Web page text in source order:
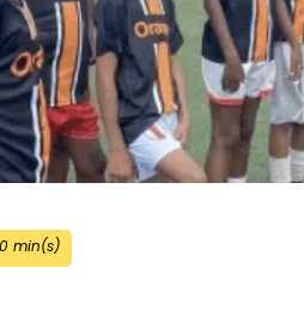
min(s)